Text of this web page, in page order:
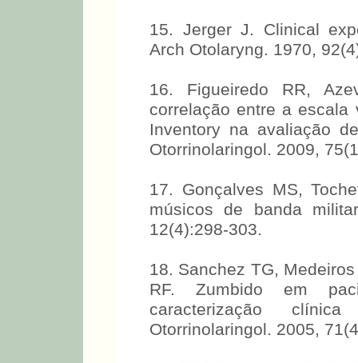
15. Jerger J. Clinical
Arch Otolaryng. 1970,
16. Figueiredo RR,
correlação entre a escala
Inventory na avaliação
Otorrinolaringol. 2009,
17. Gonçalves MS,
músicos de banda
12(4):298-303.
18. Sanchez TG,
RF. Zumbido em
caracterização
Otorrinolaringol. 2005,